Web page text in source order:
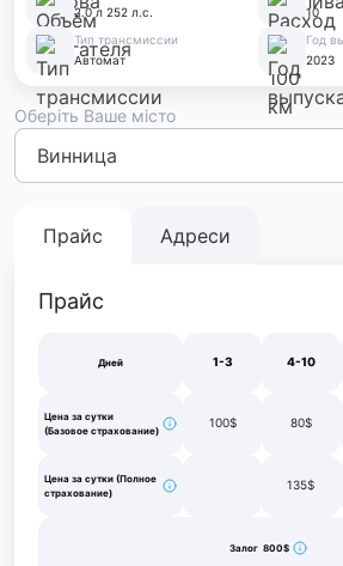
2.0 л 252 л.с.
10
Тип трансмиссии
Автомат
Год
2023
Оберіть Ваше місто
КиевЛьвовОдесса Винница
Франковск
Прайс Адреси
Прайс
Дней 1-3 4-10
Цена за сутки
(Базовое страхование)
100$ 80$
Цена за сутки (Полное
страхование)
135$
Залог 800$